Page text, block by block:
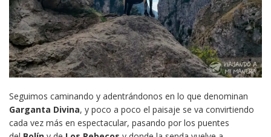
Seguimos caminando y adentrándonos en lo que denominan
Garganta Divina, y poco a poco el paisaje se va convirtiendo
cada vez más en espectacular, pasando por los puentes